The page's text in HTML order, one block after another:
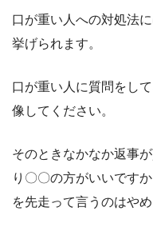
口が重い人への対処法
挙げられます。
口が重い人に質問をし
像してください。
そのときなかなか返事
り〇〇の方がいいです
を先走って言うのはやめ